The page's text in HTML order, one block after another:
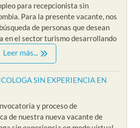
para recepcionista sin
Para la presente vacante, nos
de personas que desean
en el sector turismo desarrollando
Leer más...
SIN EXPERIENCIA EN
y proceso de
de nuestra nueva vacante de